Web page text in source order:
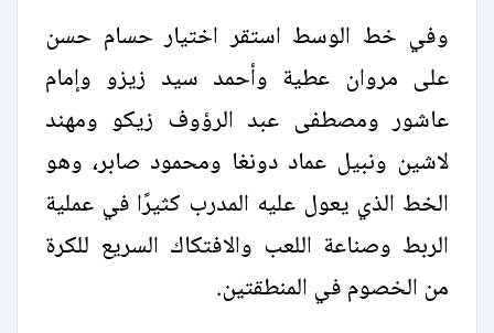
وفي خط الوسط استقر اختيار حسام حسن
على مروان عطية وأحمد سيد زيزو وإمام
عاشور ومصطفى عبد الرؤوف زيكو ومهند
لاشين ونبيل عماد دونغا ومحمود صابر، وهو
الخط الذي يعول عليه المدرب كثيرًا في عملية
الربط وصناعة اللعب والافتكاك السريع للكرة
من الخصوم في المنطقتين.